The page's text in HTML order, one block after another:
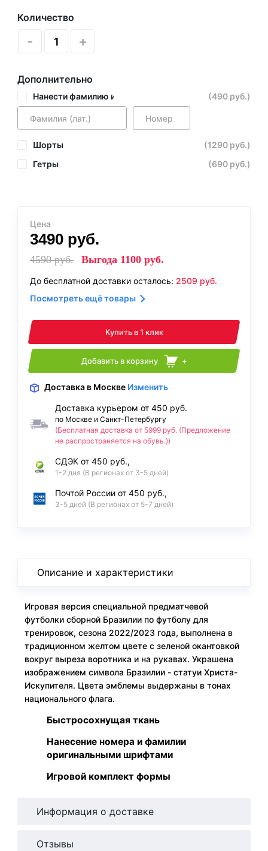
Количество
- +
Дополнительно
Нанести фамилию и номер (490 руб.)
Шорты
(1290 руб.)
Гетры
(690 руб.)
Цена
3490 руб.
4590руб. Выгода 1100 руб.
До бесплатной доставки осталось: 2509 руб.
Посмотреть ещё товары
Купить в 1 клик
Добавить в корзину +
Доставка в Москве Изменить
Доставка курьером от 450 руб.
по Москве и Санкт-Петербургу
(Бесплатная доставка от 5999 руб. (Предложение
не распространяется на обувь.))
СДЭК от 450 руб.,
1-2 дня (В регионах от 3-5 дней)
Почтой России от 450 руб.,
3-5 дней (В регионах от 5-7 дней)
Описание и характеристики
Игровая версия специальной предматчевой
футболки сборной Бразилии по футболу для
тренировок, сезона 2022/2023 года, выполнена в
традиционном желтом цвете с зеленой окантовкой
вокруг выреза воротника и на рукавах. Украшена
изображением символа Бразилии - статуи Христа-
Искупителя. Цвета эмблемы выдержаны в тонах
национального флага.
Быстросохнущая ткань
Нанесение номера и фамилии
оригинальными шрифтами
Игровой комплект формы
Информация о доставке
Отзывы